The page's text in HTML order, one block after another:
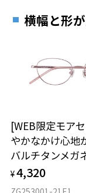
横幅と形
[WEB限定モア
やかなかけ心地
バルチタンメガ
¥4,320